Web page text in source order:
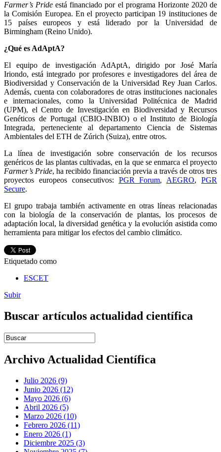
Farmer’s Pride está financiado por el programa Horizonte 2020 de
la Comisión Europea. En el proyecto participan 19 instituciones de
15 países europeos y está liderado por la Universidad de
Birmingham (Reino Unido).
¿Qué es AdAptA?
El equipo de investigación AdAptA, dirigido por José María
Iriondo, está integrado por profesores e investigadores del área de
Biodiversidad y Conservación de la Universidad Rey Juan Carlos.
Además, cuenta con colaboradores de otras instituciones nacionales
e internacionales, como la Universidad Politécnica de Madrid
(UPM), el Centro de Investigación en Biodiversidad y Recursos
Genéticos de Portugal (CBIO-INBIO) o el Instituto de Biología
Integrada, perteneciente al departamento Ciencia de Sistemas
Ambientales del ETH de Zúrich (Suiza), entre otros.
La línea de investigación sobre conservación de los recursos
genéricos de las plantas cultivadas, en la que se enmarca el proyecto
Farmer’s Pride, ha recibido financiación previa a través de otros tres
proyectos europeos consecutivos: PGR Forum, AEGRO,PGR
Secure.
El grupo trabaja también activamente en otras líneas relacionadas
con la biología de la conservación de plantas, los procesos de
adaptación local, la diversidad genética y la evolución asistida como
herramienta para mitigar los efectos del cambio climático.
Etiquetado como
ESCET
Subir
Buscar artículos actualidad científica
Introduce términos de búsqueda
Archivo Actualidad Científica
Julio 2026 (9)
Junio 2026 (12)
Mayo 2026 (6)
Abril 2026 (5)
Marzo 2026 (10)
Febrero 2026 (11)
Enero 2026 (1)
Diciembre 2025 (3)